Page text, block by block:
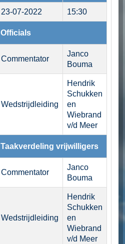
23-07-2022 15:30
Officials
Commentator
Janco
Bouma
Wedstrijdleiding
Hendrik
Schukken
en
Wiebrand
v/d Meer
Taakverdeling vrijwilligers
Commentator
Janco
Bouma
Wedstrijdleiding
Hendrik
Schukken
en
Wiebrand
v/d Meer